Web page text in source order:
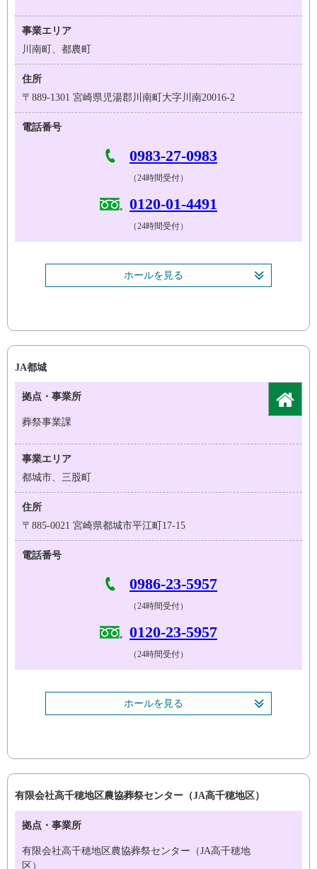
事業エリア
川南町、都農町
住所
〒889-1301 宮崎県児湯郡川南町大字川南20016-2
電話番号
0983-27-0983
（24時間受付）
0120-01-4491
（24時間受付）
ホールを見る
JA都城
拠点・事業所
葬祭事業課
事業エリア
都城市、三股町
住所
〒885-0021 宮崎県都城市平江町17-15
電話番号
0986-23-5957
（24時間受付）
0120-23-5957
（24時間受付）
ホールを見る
有限会社高千穂地区農協葬祭センター（JA高千穂地区）
拠点・事業所
有限会社高千穂地区農協葬祭センター（JA高千穂地
区）